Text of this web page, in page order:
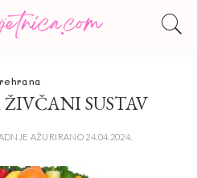
SUSTAV
AŽURIRANO 24.04.2024.